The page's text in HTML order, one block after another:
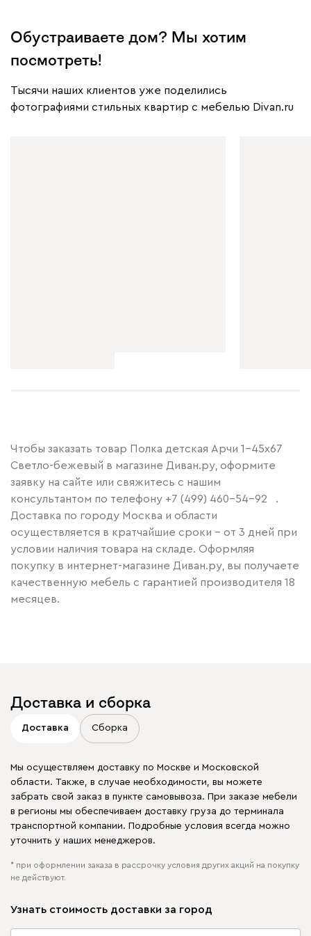
Обустраиваете дом? Мы хотим
посмотреть!
Тысячи наших клиентов уже поделились
фотографиями стильных квартир с мебелью Divan.ru
Чтобы заказать товар Полка детская Арчи 1-45x67
Светло-бежевый в магазине Диван.ру, оформите
заявку на сайте или свяжитесь с нашим
консультантом по телефону +7 (499) 460-54-92
.
Доставка по городу Москва и области
осуществляется в кратчайшие сроки – от 3 дней при
условии наличия товара на складе. Оформляя
покупку в интернет-магазине Диван.ру, вы получаете
качественную мебель с гарантией производителя 18
месяцев.
Доставка и сборка
Доставка Сборка
Мы осуществляем доставку по Москве и Московской
области. Также, в случае необходимости, вы можете
забрать свой заказ в пункте самовывоза. При заказе мебели
в регионы мы обеспечиваем доставку груза до терминала
транспортной компании. Подробные условия всегда можно
уточнить у наших менеджеров.
* при оформлении заказа в рассрочку условия других акций на покупку
не действуют.
Узнать стоимость доставки за город